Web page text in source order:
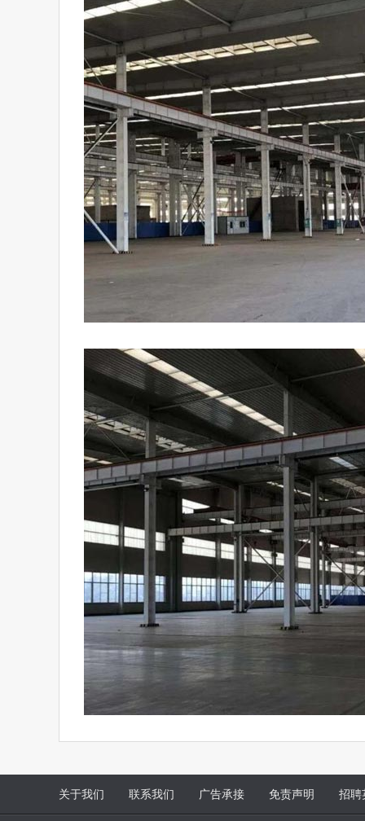
关于我们 联系我们 广告承接 免责声明 招聘